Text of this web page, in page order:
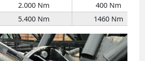
2.000 Nm
400 Nm
5.400 Nm 1460 Nm